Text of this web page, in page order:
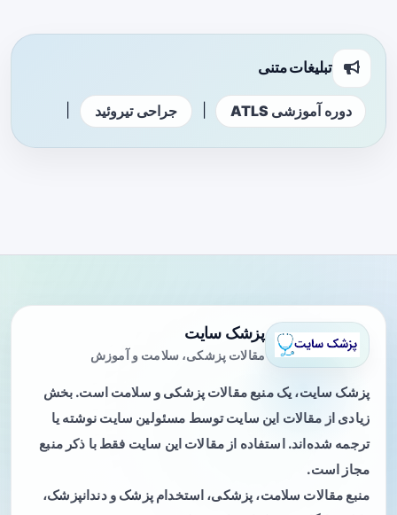
تبلیغات متنی
دوره آموزشی ATLS جراحی تیروئید
پزشک سایت
مقالات پزشکی، سلامت و آموزش
پزشک سایت، یک منبع مقالات پزشکی و سلامت است. بخش
زیادی از مقالات این سایت توسط مسئولین سایت نوشته یا
ترجمه شده‌اند. استفاده از مقالات این سایت فقط با ذکر منبع
مجاز است.
منبع مقالات سلامت، پزشکی، استخدام پزشک و دندانپزشک،